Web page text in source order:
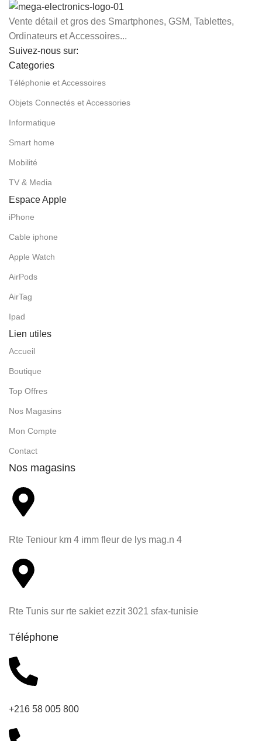
Vente détail et gros des Smartphones, GSM, Tablettes,
Ordinateurs et Accessoires...
Suivez-nous sur:
Categories
Téléphonie et Accessoires
Objets Connectés et Accessories
Informatique
Smart home
Mobilité
TV & Media
Espace Apple
iPhone
Cable iphone
Apple Watch
AirPods
AirTag
Ipad
Lien utiles
Accueil
Boutique
Top Offres
Nos Magasins
Mon Compte
Contact
Nos magasins
Rte Teniour km 4 imm fleur de lys mag.n 4
Rte Tunis sur rte sakiet ezzit 3021 sfax-tunisie
Téléphone
+216 58 005 800